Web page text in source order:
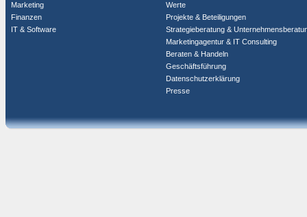
Marketing
Finanzen
IT & Software
Werte
Projekte & Beteiligungen
Strategieberatung &
Marketingagentur & IT Consulting
Beraten & Handeln
Geschäftsführung
Datenschutzerklärung
Presse